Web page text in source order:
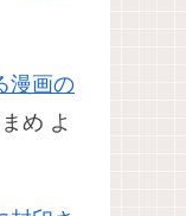
漫画の
め よ